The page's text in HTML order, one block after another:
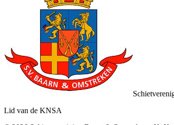
Lid van de KNSA